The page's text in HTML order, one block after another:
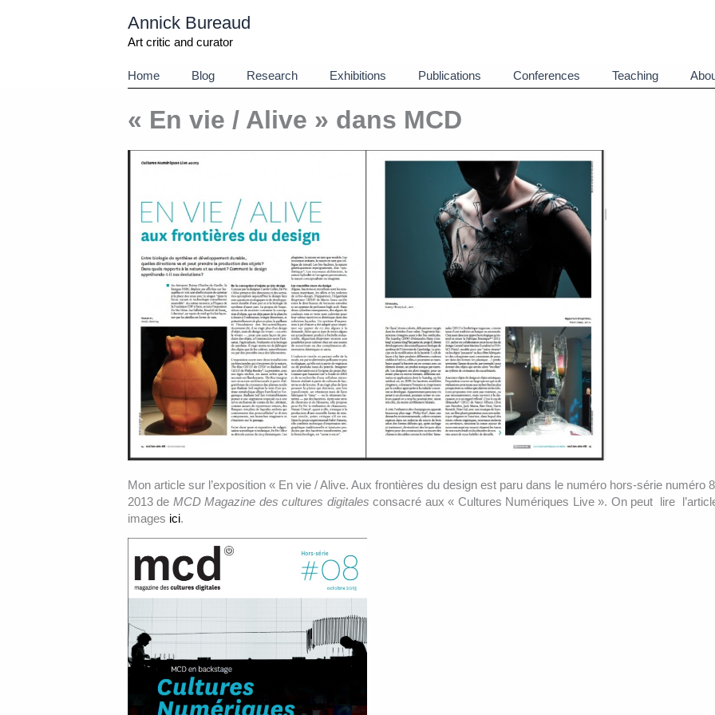
Annick Bureaud
Art critic and curator
Home Blog Research Exhibitions Publications Conferences Teaching
« En vie / Alive » dans MCD
Mon article sur l’exposition « En vie / Alive. Aux frontières du design est paru dans le numéro hors-série numéro 8
2013 de MCD Magazine des cultures digitalesconsacré aux « Cultures Numériques Live ». On peut lire
images ici.